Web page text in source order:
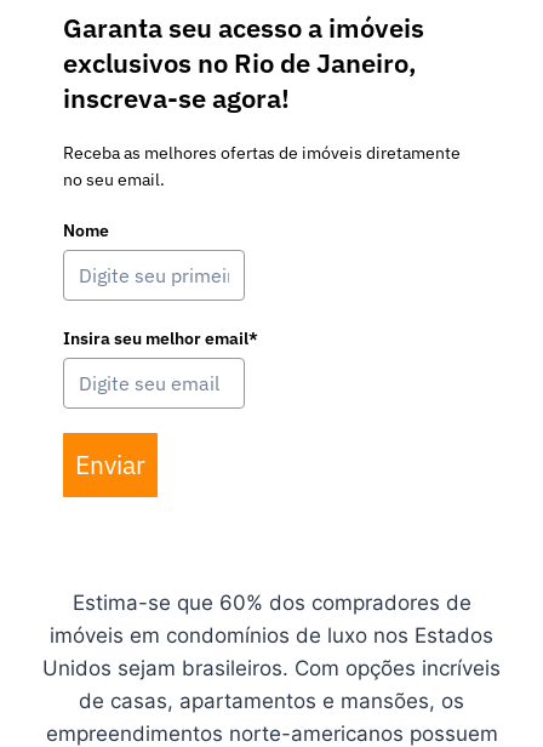
Garanta seu acesso a imóveis
exclusivos no Rio de Janeiro,
inscreva-se agora!
Receba as melhores ofertas de imóveis diretamente
no seu email.
Nome
Insira seu melhor email*
Enviar
Estima-se que 60% dos compradores de
imóveis em condomínios de luxo nos Estados
Unidos sejam brasileiros. Com opções incríveis
de casas, apartamentos e mansões, os
empreendimentos norte-americanos possuem